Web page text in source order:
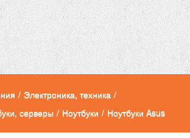
/ Электроника, техника /
серверы / Ноутбуки / Ноутбуки Asus